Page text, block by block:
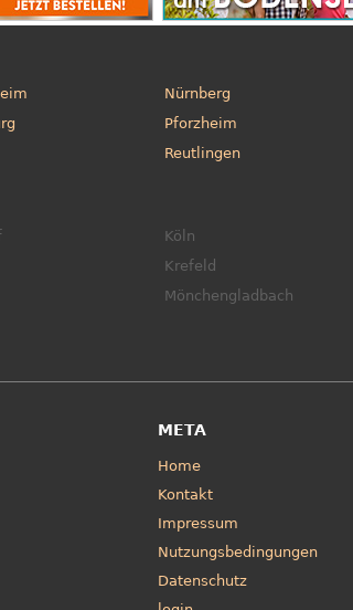
Nürnberg
Pforzheim
Reutlingen
Köln
Krefeld
Mönchengladbach
META
Home
Kontakt
Impressum
Nutzungsbedingungen
Datenschutz